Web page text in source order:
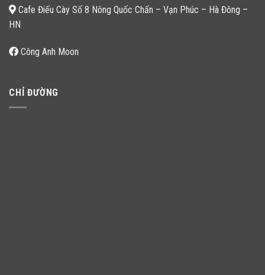
Cafe Điếu Cày Số 8 Nông Quốc Chấn – Vạn Phúc – Hà Đông –
HN
Công Anh Moon
CHỈ ĐƯỜNG